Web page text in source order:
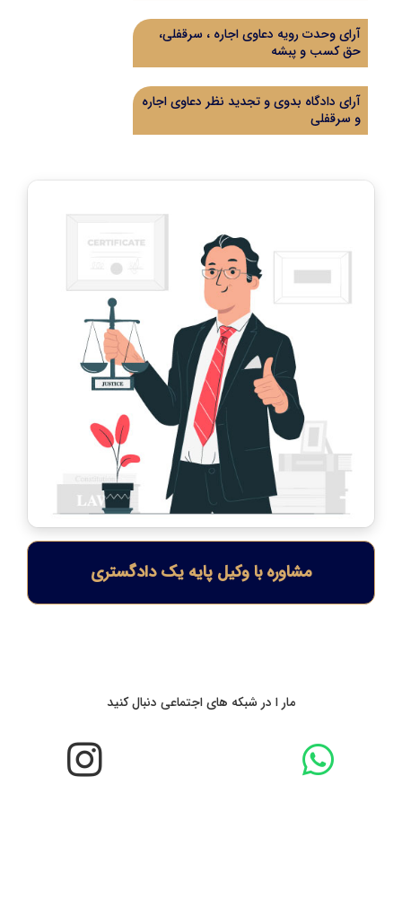
آرای وحدت رویه دعاوی اجاره ، سرقفلی،
حق کسب و پبشه
آرای دادگاه بدوی و تجدید نظر دعاوی اجاره
و سرقفلی
مشاوره با وکیل پایه یک دادگستری
مار ا در شبکه های اجتماعی دنبال کنید